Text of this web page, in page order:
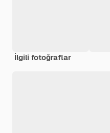
İlgili fotoğraflar